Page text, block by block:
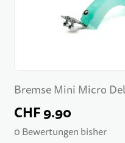
Bremse Mini Micro
CHF 9.90
0 Bewertungen bisher